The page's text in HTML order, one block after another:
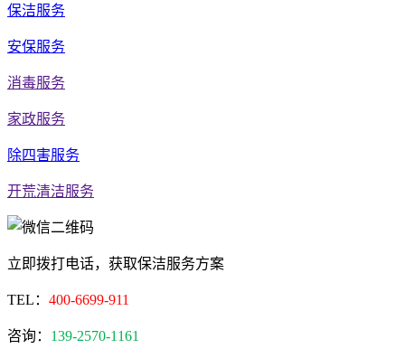
保洁服务
安保服务
消毒服务
家政服务
除四害服务
开荒清洁服务
立即拨打电话，获取保洁服务方案
TEL： 400-6699-911
咨询： 139-2570-1161